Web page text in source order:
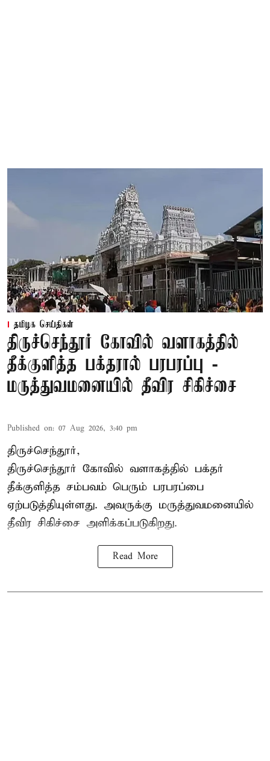
தமிழக செய்திகள்
திருச்செந்தூர் கோவில் வளாகத்தில்
தீக்குளித்த பக்தரால் பரபரப்பு -
மருத்துவமனையில் தீவிர சிகிச்சை
Published on: 07 Aug 2026, 3:40 pm
திருச்செந்தூர்,
திருச்செந்தூர் கோவில் வளாகத்தில் பக்தர்
தீக்குளித்த சம்பவம் பெரும் பரபரப்பை
ஏற்படுத்தியுள்ளது. அவருக்கு மருத்துவமனையில்
தீவிர சிகிச்சை அளிக்கப்படுகிறது.
Read More